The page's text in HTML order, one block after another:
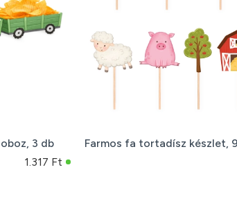
3 db
1.317 Ft
Farmos fa tortadísz készlet,